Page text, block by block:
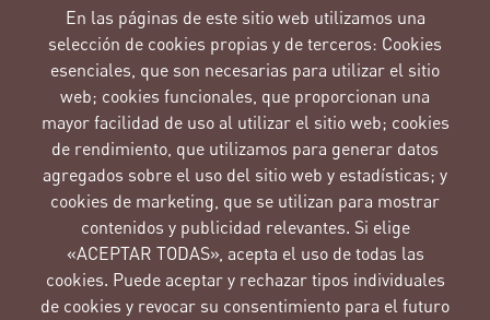
patrimonio y a las prácticas y...
Read the full summary here
El programa “Yo soy… La aventura de una
comunidad en plena transformación” se desarrolla en Vaudreuil-
Dorion desde el año 2010, para favorecer la emergencia de una
comunidad unida, que vive la diferencia como una riqueza. Cada
año, unos 20 000 ciudadanos (sobre una población de 40.000...
Read the full summary here.
Belo HorizonteEl programa “Arena da Cultura - Programa de
Formación Artística y Cultural” del municipio de Belo Horizonte es
el principal proyecto de la Política Cultural de la ciudad. Creado en
1998, se orienta a la democratización de los bienes y servicios
culturales de la ciudad, para reducir las...
Read the full summaryhere.
En las páginas de este sitio web utilizamos una
selección de cookies propias y de terceros: Cookies
esenciales, que son necesarias para utilizar el sitio
web; cookies funcionales, que proporcionan una
mayor facilidad de uso al utilizar el sitio web; cookies
de rendimiento, que utilizamos para generar datos
agregados sobre el uso del sitio web y estadísticas; y
cookies de marketing, que se utilizan para mostrar
contenidos y publicidad relevantes. Si elige
«ACEPTAR TODAS», acepta el uso de todas las
cookies. Puede aceptar y rechazar tipos individuales
de cookies y revocar su consentimiento para el futuro